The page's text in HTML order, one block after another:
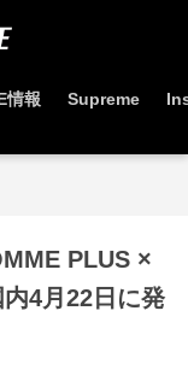
情報 Supreme
PLUS ×
4月22日に発